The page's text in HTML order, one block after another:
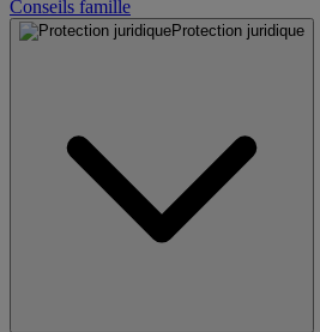
Conseils famille
Protection juridique